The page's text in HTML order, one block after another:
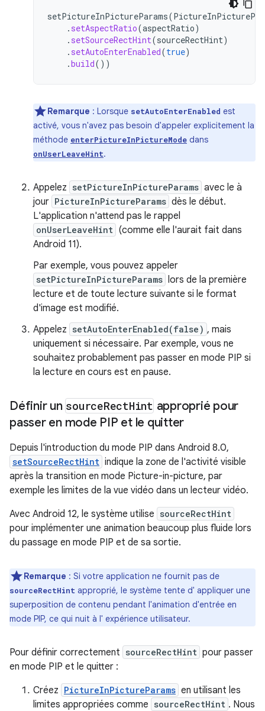
setPictureInPictureParams(
. setAspectRatio(aspectRatio)
. setSourceRectHint(sourceRectHint)
. setAutoEnterEnabled(true)
.build())
Remarque : Lorsque setAutoEnterEnabled est
activé, vous n'avez pas besoin d'appeler explicitement la
méthode enterPictureInPictureMode dans
onUserLeaveHint.
Appelez setPictureInPictureParams avec le à
jour PictureInPictureParams dès le début.
L'application n'attend pas le rappel
onUserLeaveHint (comme elle l'aurait fait dans
Android 11).
Par exemple, vous pouvez appeler
setPictureInPictureParams lors de la première
lecture et de toute lecture suivante si le format
d'image est modifié.
Appelez setAutoEnterEnabled(false) , mais
uniquement si nécessaire. Par exemple, vous ne
souhaitez probablement pas passer en mode PIP si
la lecture en cours est en pause.
Définir un sourceRectHint approprié pour
passer en mode PIP et le quitter
Depuis l'introduction du mode PIP dans Android 8.0,
setSourceRectHint indique la zone de l'activité visible
après la transition en mode Picture-in-picture, par
exemple les limites de la vue vidéo dans un lecteur vidéo.
Avec Android 12, le système utilise sourceRectHint
pour implémenter une animation beaucoup plus fluide lors
du passage en mode PIP et de sa sortie.
Remarque : Si votre application ne fournit pas de
sourceRectHint approprié, le système tente d' appliquer une
superposition de contenu pendant l'animation d'entrée en
mode PIP, ce qui nuit à l' expérience utilisateur.
Pour définir correctement sourceRectHint pour passer
en mode PIP et le quitter :
Créez PictureInPictureParams en utilisant les
limites appropriées comme sourceRectHint . Nous